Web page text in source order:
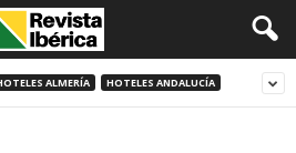
ALMERÍA HOTELES ANDALUCÍA